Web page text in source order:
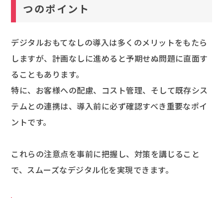
つのポイント
デジタルおもてなしの導入は多くのメリットをもたら
しますが、計画なしに進めると予期せぬ問題に直面す
ることもあります。
特に、お客様への配慮、コスト管理、そして既存シス
テムとの連携は、導入前に必ず確認すべき重要なポイ
ントです。
これらの注意点を事前に把握し、対策を講じること
で、スムーズなデジタル化を実現できます。